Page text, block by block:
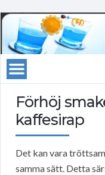
Förhöj
kaffesirap
Det kan vara
samma sätt. Detta